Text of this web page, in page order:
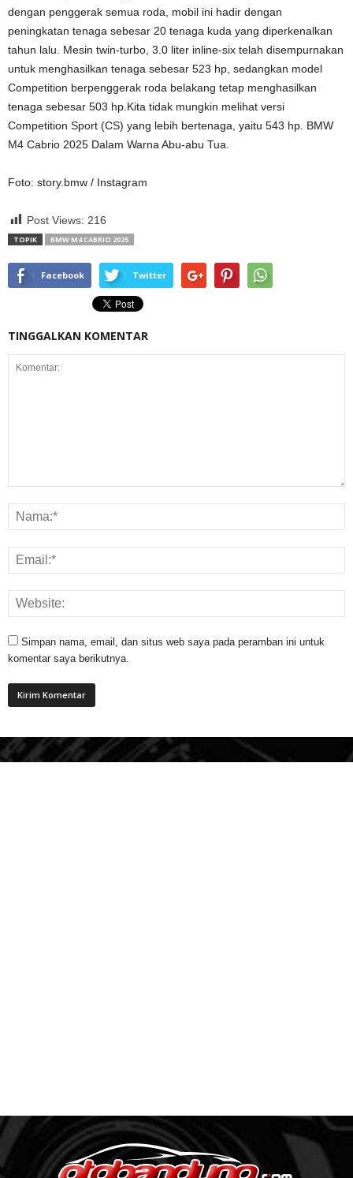
dengan penggerak semua roda, mobil ini hadir dengan
peningkatan tenaga sebesar 20 tenaga kuda yang diperkenalkan
tahun lalu. Mesin twin-turbo, 3.0 liter inline-six telah disempurnakan
untuk menghasilkan tenaga sebesar 523 hp, sedangkan model
Competition berpenggerak roda belakang tetap menghasilkan
tenaga sebesar 503 hp.Kita tidak mungkin melihat versi
Competition Sport (CS) yang lebih bertenaga, yaitu 543 hp. BMW
M4 Cabrio 2025 Dalam Warna Abu-abu Tua.
Foto: story.bmw / Instagram
Post Views: 216
TOPIK BMW M4 CABRIO 2025
Facebook Twitter
TINGGALKAN KOMENTAR
Simpan nama, email, dan situs web saya pada peramban ini untuk
komentar saya berikutnya.